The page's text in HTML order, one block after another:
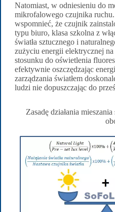
Natomiast, w odniesieniu do
mikrofalowego czujnika
wspomnieć, że czujnik
typu biuro, klasa szkolna z
światła sztucznego i
zużyciu energii elektrycznej
stosunku do oświetlenia
efektywnie oszczędzając
zarządzania światłem
ludzi nie dopuszczając do
Zasadę działania